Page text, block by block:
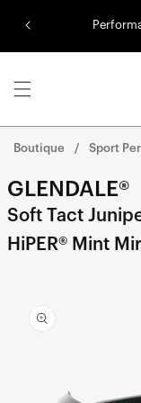
contenu
Boutique Sport
GLENDALE®
Soft Tact
HiPER® Mint
informations
sur le